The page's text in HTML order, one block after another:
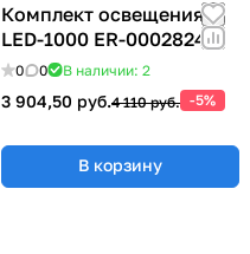
Комплект освещения
LED-1000 ER-00028248
0 0 В наличии: 2
3 904,50 руб.4 110 руб. -5%
В корзину